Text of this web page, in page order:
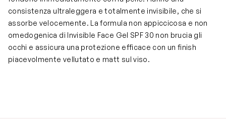
consistenza ultraleggera e totalmente invisibile, che si
assorbe velocemente. La formula non appiccicosa e non
omedogenica di Invisible Face Gel SPF 30 non brucia gli
occhi e assicura una protezione efficace con un finish
piacevolmente vellutato e matt sul viso.